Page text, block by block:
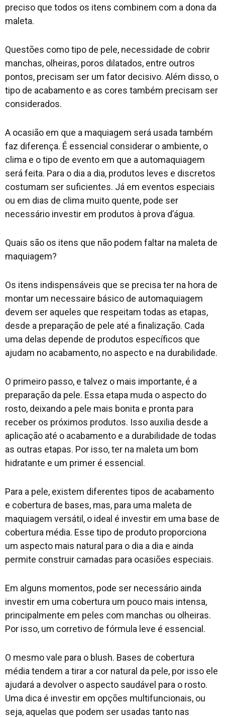
preciso que todos os itens combinem com a dona da
maleta.
Questões como tipo de pele, necessidade de cobrir
manchas, olheiras, poros dilatados, entre outros
pontos, precisam ser um fator decisivo. Além disso, o
tipo de acabamento e as cores também precisam ser
considerados.
A ocasião em que a maquiagem será usada também
faz diferença. É essencial considerar o ambiente, o
clima e o tipo de evento em que a automaquiagem
será feita. Para o dia a dia, produtos leves e discretos
costumam ser suficientes. Já em eventos especiais
ou em dias de clima muito quente, pode ser
necessário investir em produtos à prova d’água.
Quais são os itens que não podem faltar na maleta de
maquiagem?
Os itens indispensáveis que se precisa ter na hora de
montar um necessaire básico de automaquiagem
devem ser aqueles que respeitam todas as etapas,
desde a preparação de pele até a finalização. Cada
uma delas depende de produtos específicos que
ajudam no acabamento, no aspecto e na durabilidade.
O primeiro passo, e talvez o mais importante, é a
preparação da pele. Essa etapa muda o aspecto do
rosto, deixando a pele mais bonita e pronta para
receber os próximos produtos. Isso auxilia desde a
aplicação até o acabamento e a durabilidade de todas
as outras etapas. Por isso, ter na maleta um bom
hidratante e um primer é essencial.
Para a pele, existem diferentes tipos de acabamento
e cobertura de bases, mas, para uma maleta de
maquiagem versátil, o ideal é investir em uma base de
cobertura média. Esse tipo de produto proporciona
um aspecto mais natural para o dia a dia e ainda
permite construir camadas para ocasiões especiais.
Em alguns momentos, pode ser necessário ainda
investir em uma cobertura um pouco mais intensa,
principalmente em peles com manchas ou olheiras.
Por isso, um corretivo de fórmula leve é essencial.
O mesmo vale para o blush. Bases de cobertura
média tendem a tirar a cor natural da pele, por isso ele
ajudará a devolver o aspecto saudável para o rosto.
Uma dica é investir em opções multifuncionais, ou
seja, aquelas que podem ser usadas tanto nas